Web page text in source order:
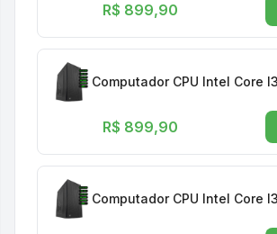
R$ 899,90
Computador CPU Intel Core
R$ 899,90
Computador CPU Intel Core